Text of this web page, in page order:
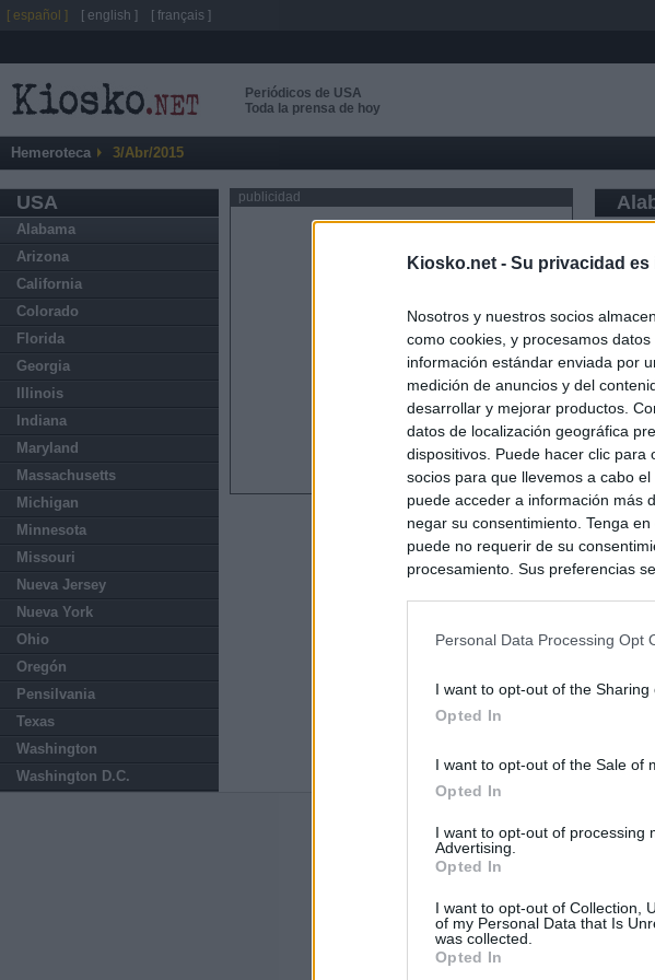
Kiosko.net - Su privacidad
Nosotros y nuestros socios
como cookies, y procesamos
información estándar enviada por
medición de anuncios y del
desarrollar y mejorar productos.
datos de localización geográfica
dispositivos. Puede hacer clic
socios para que llevemos a cabo
puede acceder a información más
negar su consentimiento. Tenga
puede no requerir de su
procesamiento. Sus preferencias
Personal Data Processing Opt
I want to opt-out of the Sharing
Opted In
I want to opt-out of the Sale of
Opted In
I want to opt-out of processing
Advertising.
Opted In
I want to opt-out of Collection,
of my Personal Data that Is
was collected.
Opted In
Periódicos de USA
Toda la prensa de hoy
Hemeroteca 3/Abr/2015
USA
Alabama
Arizona
California
Colorado
Florida
Georgia
Illinois
Indiana
Maryland
Massachusetts
Michigan
Minnesota
Missouri
Nueva Jersey
Nueva York
Ohio
Oregón
Pensilvania
Texas
Washington
Washington D.C.
publicidad
Últimas noticias
Italia rechaza el ultimátum del Gobierno
El Gobierno da un ultimátum a Italia: o
España o adoptará "medidas
[ español ] [ english ] [ français ]